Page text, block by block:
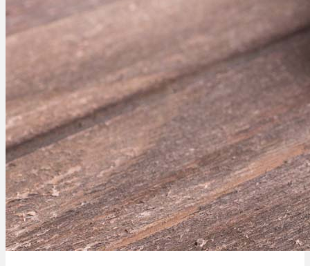
Chronische Schmerzen
Angststörungen
Chronische Migräne
Depressionen
Schlafstörungen